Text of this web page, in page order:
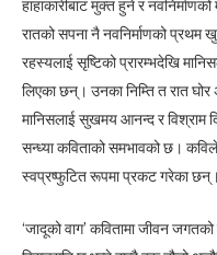
हाहाकारीबाट मुक्त हुने र
रातको सपना नै नवनिर्माणको प्रथम
रहस्यलाई सृष्टिको प्रारम्भदेखि
लिएका छन्। उनका निम्ति त रात घोर
मानिसलाई सुखमय आनन्द र विश्राम
सन्ध्या कविताको समभावको छ।
स्वप्रष्फुटित रूपमा प्रकट गरेका छन्।
‘जादूको वाग’ कवितामा जीवन